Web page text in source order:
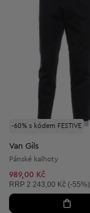
-60% s kódem FESTIVE
Van Gils
Pánské kalhoty
989,00 Kč
Doporučená cena:
RRP 2 243,00 Kč (-55%)